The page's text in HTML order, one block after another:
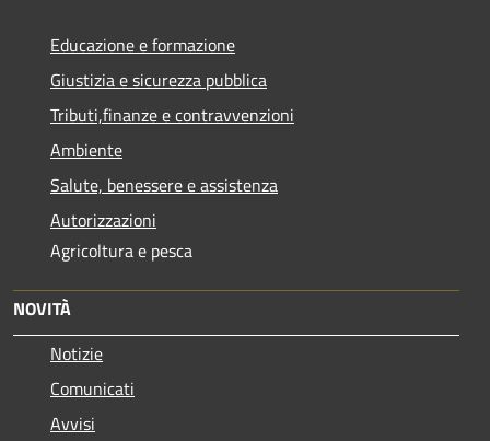
Educazione e formazione
Giustizia e sicurezza pubblica
Tributi,finanze e contravvenzioni
Ambiente
Salute, benessere e assistenza
Autorizzazioni
Agricoltura e pesca
NOVITÀ
Notizie
Comunicati
Avvisi